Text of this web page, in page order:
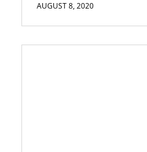
AUGUST 8, 2020